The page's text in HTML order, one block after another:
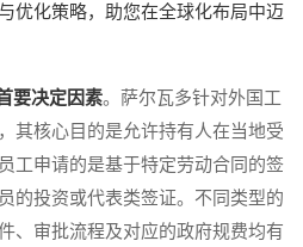
优化策略，助您在全球化布局中迈
要决定因素。萨尔瓦多针对外国工
其核心目的是允许持有人在当地受
工申请的是基于特定劳动合同的签
的投资或代表类签证。不同类型的
、审批流程及对应的政府规费均有